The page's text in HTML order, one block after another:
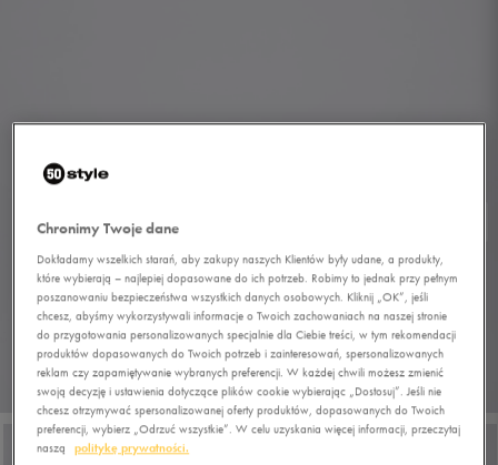
Chronimy Twoje dane
Dokładamy wszelkich starań, aby zakupy naszych Klientów były udane, a produkty,
które wybierają – najlepiej dopasowane do ich potrzeb. Robimy to jednak przy pełnym
poszanowaniu bezpieczeństwa wszystkich danych osobowych. Kliknij „OK”, jeśli
chcesz, abyśmy wykorzystywali informacje o Twoich zachowaniach na naszej stronie
do przygotowania personalizowanych specjalnie dla Ciebie treści, w tym rekomendacji
produktów dopasowanych do Twoich potrzeb i zainteresowań, spersonalizowanych
reklam czy zapamiętywanie wybranych preferencji. W każdej chwili możesz zmienić
swoją decyzję i ustawienia dotyczące plików cookie wybierając „Dostosuj”. Jeśli nie
chcesz otrzymywać spersonalizowanej oferty produktów, dopasowanych do Twoich
preferencji, wybierz „Odrzuć wszystkie”. W celu uzyskania więcej informacji, przeczytaj
naszą
politykę prywatności.